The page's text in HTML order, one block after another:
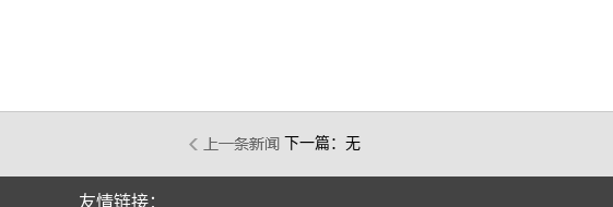
下一篇：无
友情链接：